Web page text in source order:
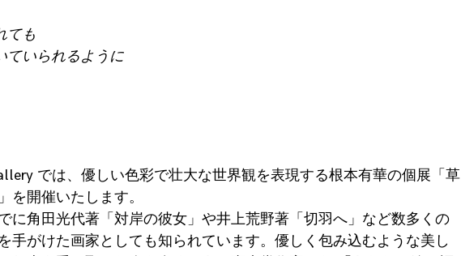
ても
ていられるように
では、優しい色彩で壮大な世界観を表現する根本有華の個展「草
を開催いたします。
に角田光代著「対岸の彼女」や井上荒野著「切羽へ」など数多くの
手がけた画家としても知られています。優しく包み込むような美し